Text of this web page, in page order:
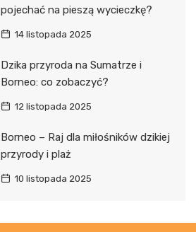
pojechać na pieszą wycieczkę?
14 listopada 2025
Dzika przyroda na Sumatrze i
Borneo: co zobaczyć?
12 listopada 2025
Borneo – Raj dla miłośników dzikiej
przyrody i plaż
10 listopada 2025